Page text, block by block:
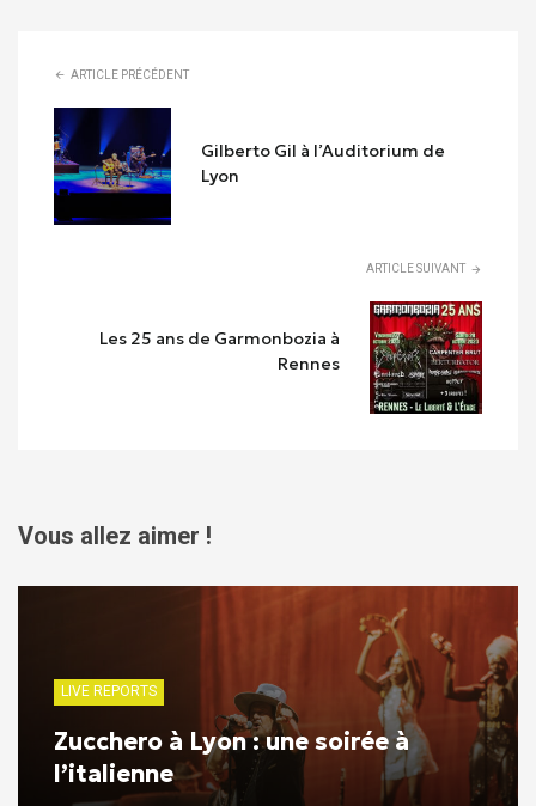
ARTICLE PRÉCÉDENT
Gilberto Gil à l’Auditorium de
Lyon
ARTICLE SUIVANT
Les 25 ans de Garmonbozia à
Rennes
Vous allez aimer !
LIVE REPORTS
Zucchero à Lyon : une soirée à
l’italienne